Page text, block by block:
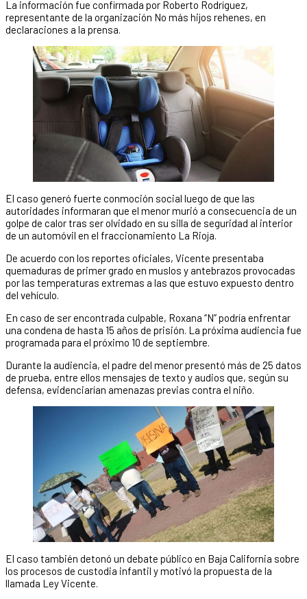
La información fue confirmada por Roberto Rodríguez,
representante de la organización No más hijos rehenes, en
declaraciones a la prensa.
El caso generó fuerte conmoción social luego de que las
autoridades informaran que el menor murió a consecuencia de un
golpe de calor tras ser olvidado en su silla de seguridad al interior
de un automóvil en el fraccionamiento La Rioja.
De acuerdo con los reportes oficiales, Vicente presentaba
quemaduras de primer grado en muslos y antebrazos provocadas
por las temperaturas extremas a las que estuvo expuesto dentro
del vehículo.
En caso de ser encontrada culpable, Roxana “N” podría enfrentar
una condena de hasta 15 años de prisión. La próxima audiencia fue
programada para el próximo 10 de septiembre.
Durante la audiencia, el padre del menor presentó más de 25 datos
de prueba, entre ellos mensajes de texto y audios que, según su
defensa, evidenciarían amenazas previas contra el niño.
El caso también detonó un debate público en Baja California sobre
los procesos de custodia infantil y motivó la propuesta de la
llamada Ley Vicente.